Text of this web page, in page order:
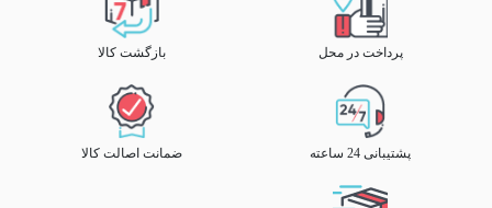
پرداخت در محل بازگشت کالا
پشتیبانی 24 ساعته ضمانت اصالت کالا